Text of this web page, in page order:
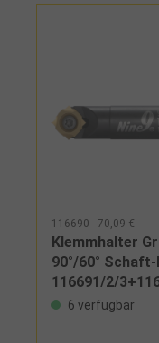
116690 - 70,09 €
Klemmhalter
90°/60°
116691/2/
6 verfügbar